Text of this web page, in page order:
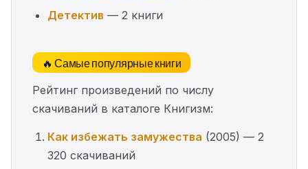
Детектив — 2 книги
🔥 Самые популярные книги
Рейтинг произведений по числу
скачиваний в каталоге Книгизм:
Как избежать замужества (2005) — 2
320 скачиваний